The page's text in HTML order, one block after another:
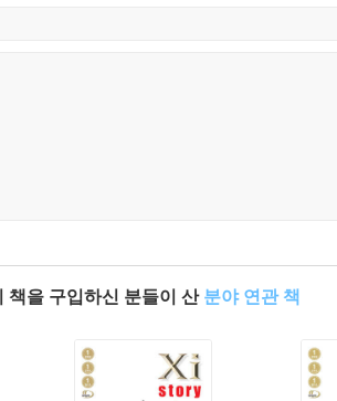
책을 구입하신 분들이 산 분야 연관 책